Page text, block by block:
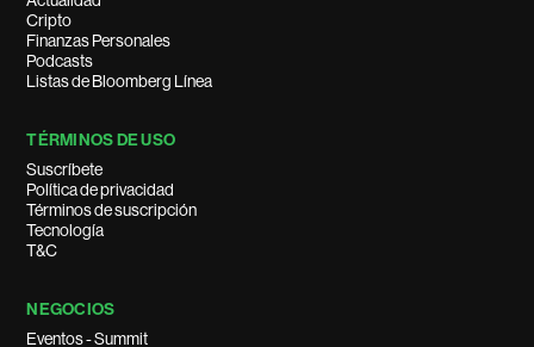
Cripto
Finanzas Personales
Podcasts
Listas de Bloomberg Línea
TÉRMINOS DE USO
Suscríbete
Política de privacidad
Términos de suscripción
Tecnología
T&C
NEGOCIOS
Eventos - Summit